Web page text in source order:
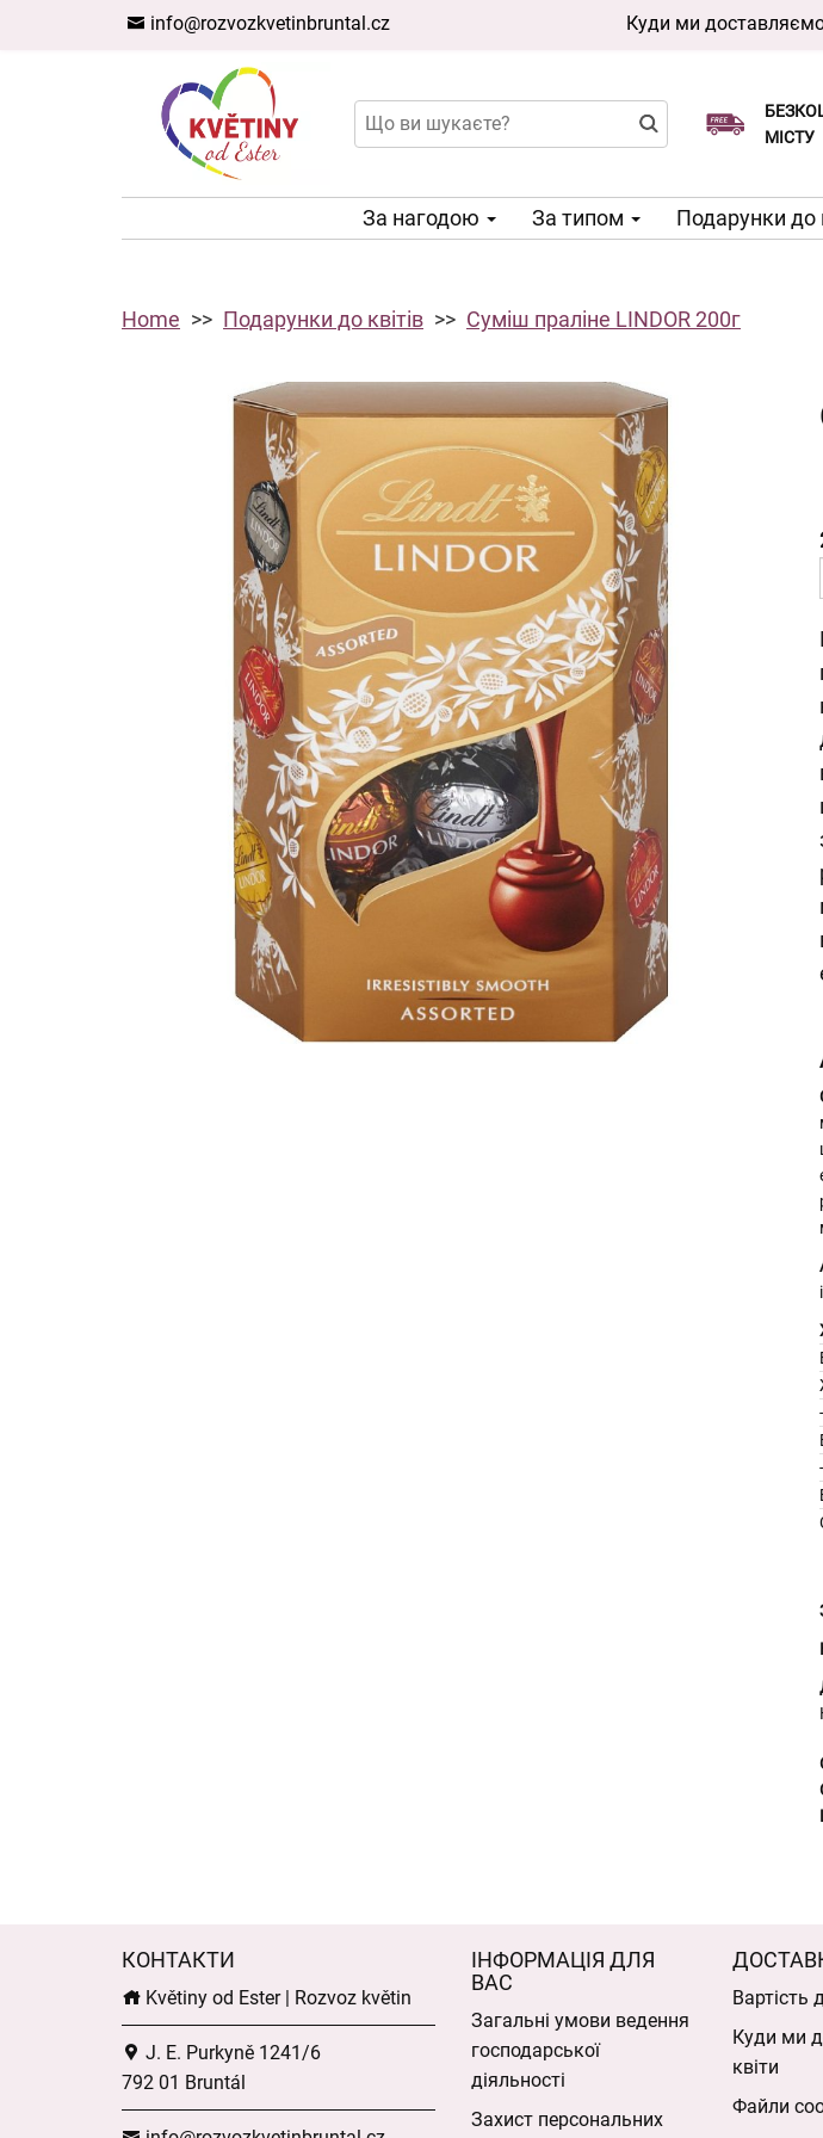
info@rozvozkvetinbruntal.cz Куди ми доставляємо
МІСТУ
За нагодою За типом Подарунки до
Home Подарунки до квітів Суміш праліне LINDOR 200г
КОНТАКТИ
Květiny od Ester | Rozvoz květin
J. E. Purkyně 1241/6
792 01 Bruntál
ІНФОРМАЦІЯ ДЛЯ
ВАС
Загальні умови ведення
господарської
діяльності
Захист персональних
Вартість
Куди ми
квіти
Файли